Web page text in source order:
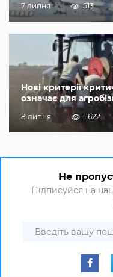
7 липня 513
Нові критерії
означає для
8 липня 1 622
Не
Підписуйся на